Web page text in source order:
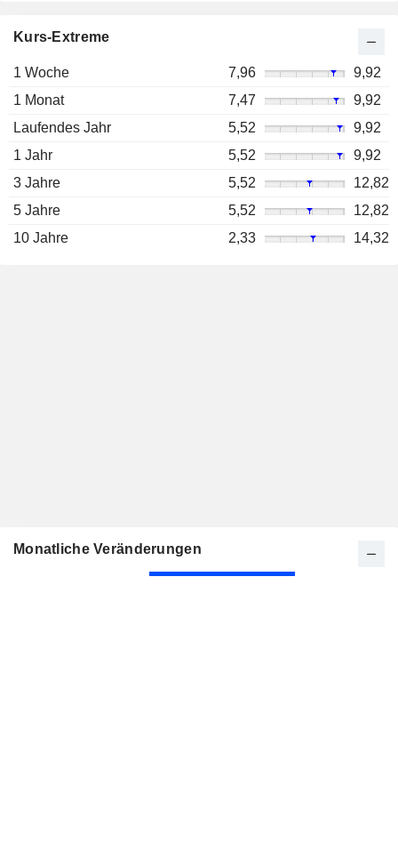
Kurs-Extreme
1 Woche 7,96
9,92
1 Monat
7,47
9,92
Laufendes Jahr
5,52
9,92
1 Jahr
5,52
9,92
3 Jahre
5,52
12,82
5 Jahre
5,52
12,82
10 Jahre
2,33 14,32
Monatliche Veränderungen